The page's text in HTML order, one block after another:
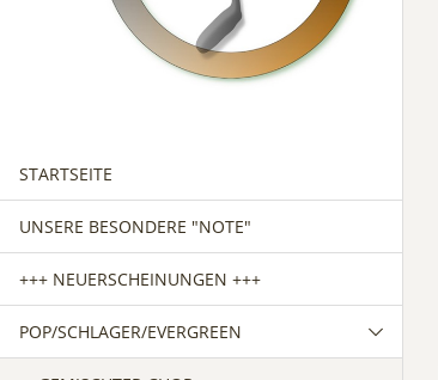
STARTSEITE
UNSERE BESONDERE "NOTE"
+++ NEUERSCHEINUNGEN +++
POP/SCHLAGER/EVERGREEN